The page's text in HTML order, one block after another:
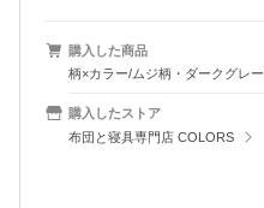
購入した商品
柄×カラー/ムジ柄・ダークグレー
購入したストア
布団と寝具専門店 COLORS